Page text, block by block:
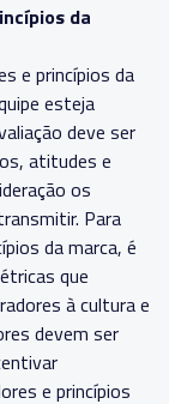
da
e princípios da
esteja
deve ser
atitudes e
os
Para
da marca, é
que
à cultura e
devem ser
e princípios